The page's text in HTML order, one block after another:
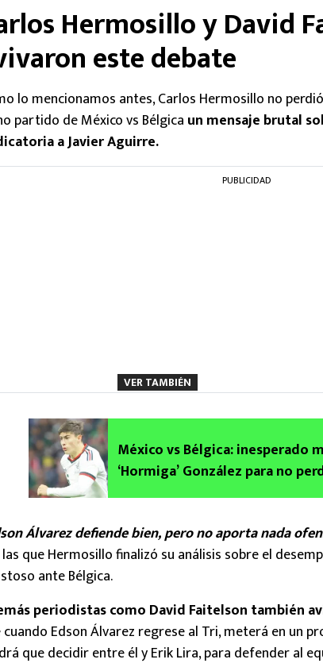
Hermosillo y David
este debate
lo mencionamos antes, Carlos Hermosillo no
partido de México vs Bélgica un mensaje brutal
a Javier Aguirre.
PUBLICIDAD
VER TAMBIÉN
México vs Bélgica: inesperado
‘Hormiga’ González para no
Álvarez defiende bien, pero no aporta nada
que Hermosillo finalizó su análisis sobre el
ante Bélgica.
periodistas como David Faitelson también
cuando Edson Álvarez regrese al Tri, meterá en un
que decidir entre él y Erik Lira, para defender al